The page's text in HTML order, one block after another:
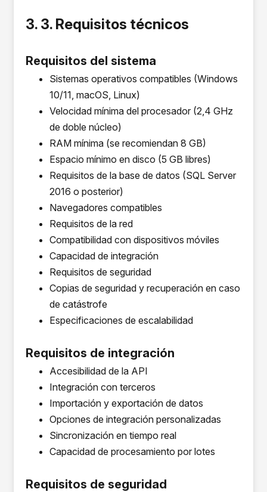
3. 3. Requisitos técnicos
Requisitos del sistema
Sistemas operativos compatibles (Windows
10/11, macOS, Linux)
Velocidad mínima del procesador (2,4 GHz
de doble núcleo)
RAM mínima (se recomiendan 8 GB)
Espacio mínimo en disco (5 GB libres)
Requisitos de la base de datos (SQL Server
2016 o posterior)
Navegadores compatibles
Requisitos de la red
Compatibilidad con dispositivos móviles
Capacidad de integración
Requisitos de seguridad
Copias de seguridad y recuperación en caso
de catástrofe
Especificaciones de escalabilidad
Requisitos de integración
Accesibilidad de la API
Integración con terceros
Importación y exportación de datos
Opciones de integración personalizadas
Sincronización en tiempo real
Capacidad de procesamiento por lotes
Requisitos de seguridad